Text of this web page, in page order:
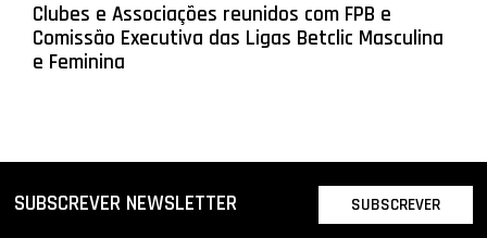
Clubes e Associações reunidos com FPB e
Comissão Executiva das Ligas Betclic Masculina
e Feminina
SUBSCREVER NEWSLETTER SUBSCREVER